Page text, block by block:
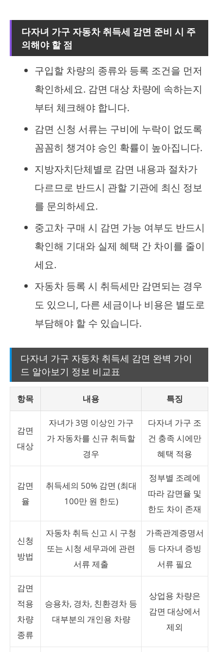
다자녀 가구 자동차 취득세 감면 준비 시 주
의해야 할 점
구입할 차량의 종류와 등록 조건을 먼저
확인하세요. 감면 대상 차량에 속하는지
부터 체크해야 합니다.
감면 신청 서류는 구비에 누락이 없도록
꼼꼼히 챙겨야 승인 확률이 높아집니다.
지방자치단체별로 감면 내용과 절차가
다르므로 반드시 관할 기관에 최신 정보
를 문의하세요.
중고차 구매 시 감면 가능 여부도 반드시
확인해 기대와 실제 혜택 간 차이를 줄이
세요.
자동차 등록 시 취득세만 감면되는 경우
도 있으니, 다른 세금이나 비용은 별도로
부담해야 할 수 있습니다.
다자녀 가구 자동차 취득세 감면 완벽 가이
드 알아보기 정보 비교표
항목 내용 특징
감면
대상
자녀가 3명 이상인 가구
가 자동차를 신규 취득할
경우
다자녀 가구 조
건 충족 시에만
혜택 적용
감면
율
취득세의 50% 감면 (최대
100만 원 한도)
정부별 조례에
따라 감면율 및
한도 차이 존재
신청
방법
자동차 취득 신고 시 구청
또는 시청 세무과에 관련
서류 제출
가족관계증명서
등 다자녀 증빙
서류 필요
감면
적용
차량
종류
승용차, 경차, 친환경차 등
대부분의 개인용 차량
상업용 차량은
감면 대상에서
제외